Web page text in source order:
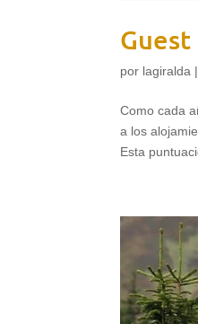
por lagiralda |
Como cada
a los
Esta